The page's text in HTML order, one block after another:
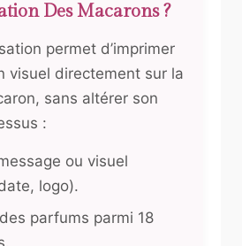
Des Macarons ?
permet d’imprimer
visuel directement sur la
sans altérer son
:
ou visuel
logo).
parfums parmi 18